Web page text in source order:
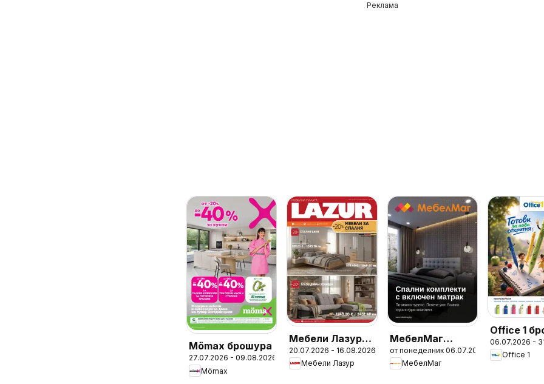
Реклама
Mömax брошура
27.07.2026 - 09.08.2026
Mömax
Мебели Лазур
брошура
20.07.2026 - 16.08.2026
Мебели Лазур
МебелМаг
брошура
от понеделник 06.07.2026
МебелМаг
Office 1
06.07.2026 -
Office 1